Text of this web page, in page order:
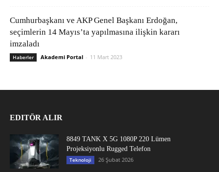
Cumhurbaşkanı ve AKP Genel Başkanı Erdoğan,
seçimlerin 14 Mayıs’ta yapılmasına ilişkin kararı
imzaladı
Haberler Akademi Portal - 11 Mart 2023
EDITÖR ALIR
8849 TANK X 5G 1080P 220 Lümen
Projeksiyonlu Rugged Telefon
Teknoloji 26 Şubat 2026